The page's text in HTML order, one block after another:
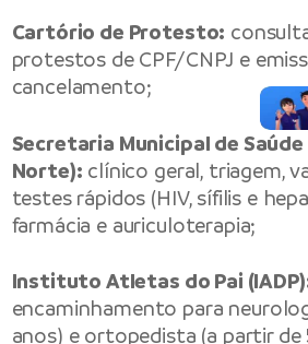
Cartório de Protesto:
protestos de CPF/CNPJ e
cancelamento;
Secretaria Municipal de
Norte): clínico geral, triagem,
testes rápidos (HIV, sífilis e
farmácia e auriculoterapia;
Instituto Atletas do Pai
encaminhamento para
anos) e ortopedista (a partir de